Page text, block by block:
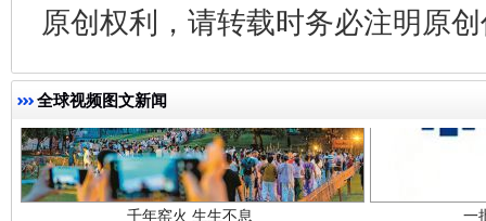
原创权利，请转载时务必注明原
全球视频图文新闻
千年窑火 生生不息